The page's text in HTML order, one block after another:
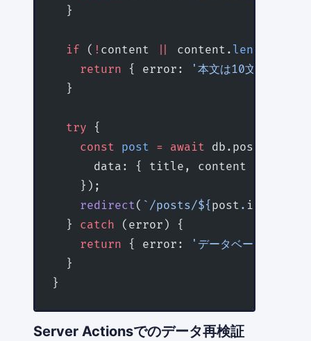
  }
  if
( ! content content. length
    return
{ error:
'本文は10文字以上で
  }
  try
{
    const
post = await db.post.
      data: { title, content },
    });
    redirect
( `/posts/${ post . id
  }
catch (error) {
    return
{ error:
'データベースへの保
  }
}
Server Actionsでのデータ再検証